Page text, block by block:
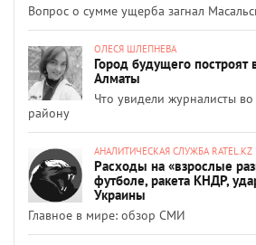
Вопрос о сумме ущерба загнал
ОЛЕСЯ ШЛЕПНЕВА
Город будущего построят
Алматы
Что увидели журналисты
району
АНАЛИТИЧЕСКАЯ СЛУЖБА RATEL.KZ
Расходы на «взрослые
футболе, ракета КНДР,
Украины
Главное в мире: обзор СМИ